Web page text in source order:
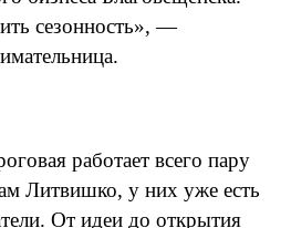
сезонность», —
работает всего пару
Литвишко, у них уже есть
От идеи до открытия